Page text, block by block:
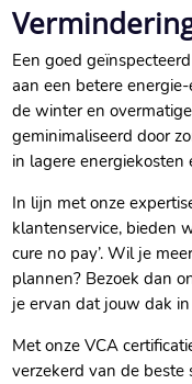
Een goed
aan een betere
de winter en
geminimaliseerd door
in lagere
In lijn met onze
klantenservice, bieden
cure no pay’.​ Wil je
plannen? Bezoek dan
je ervan dat jouw dak
Met onze VCA
verzekerd van de beste